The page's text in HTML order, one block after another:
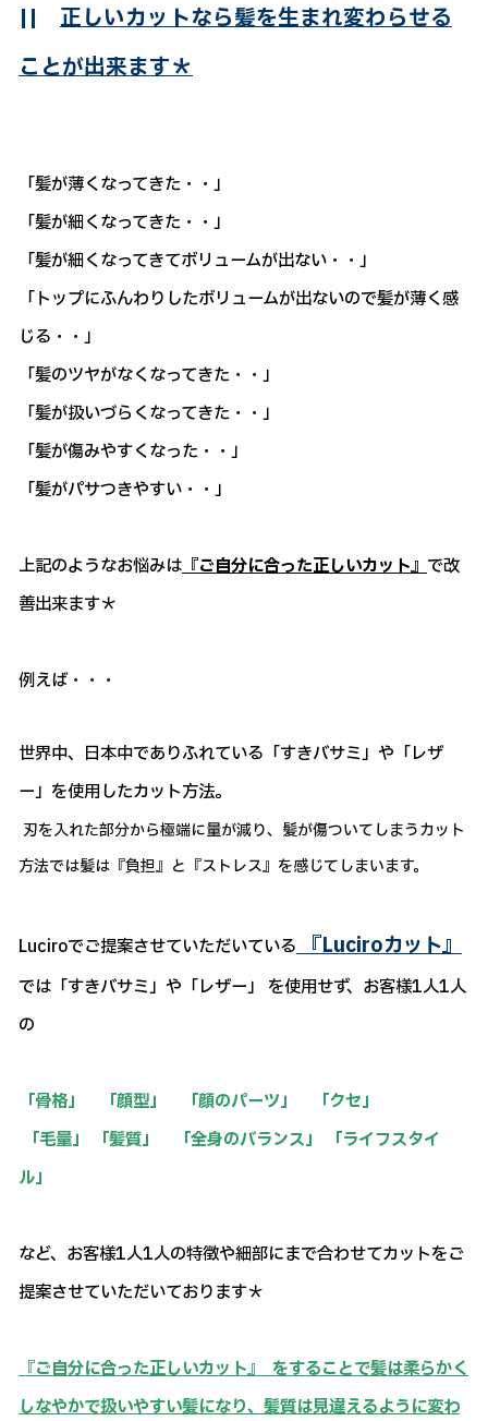
|| 正しいカットなら髪を生まれ変わらせる
ことが出来ます＊
「髪が薄くなってきた・・」
「髪が細くなってきた・・」
「髪が細くなってきてボリュームが出ない・・」
「トップにふんわりしたボリュームが出ないので髪が薄く感
じる・・」
「髪のツヤがなくなってきた・・」
「髪が扱いづらくなってきた・・」
「髪が傷みやすくなった・・」
「髪がパサつきやすい・・」
上記のようなお悩みは 『ご自分に合った正しいカット』 で改
善出来ます＊
例えば・・・
世界中、日本中でありふれている「すきバサミ」や「レザ
ー」を使用したカット方法。
刃を入れた部分から極端に量が減り、髪が傷ついてしまうカット
方法では髪は『負担』と『ストレス』を感じてしまいます。
Luciroでご提案させていただいている 『Luciroカット』
では「すきバサミ」や「レザー」 を使用せず、お客様1人1人
の
「骨格」 「顔型」 「顔のパーツ」 「クセ」
「毛量」 「髪質」 「全身のバランス」 「ライフスタイ
ル」
など、お客様1人1人の特徴や細部にまで合わせてカットをご
提案させていただいております＊
『ご自分に合った正しいカット』 をすることで髪は柔らかく
しなやかで扱いやすい髪になり、髪質は見違えるように変わ